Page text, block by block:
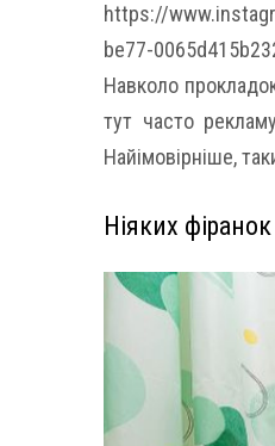
https://
be77-
Навколо
тут часто
Найімовірніше,
Ніяких